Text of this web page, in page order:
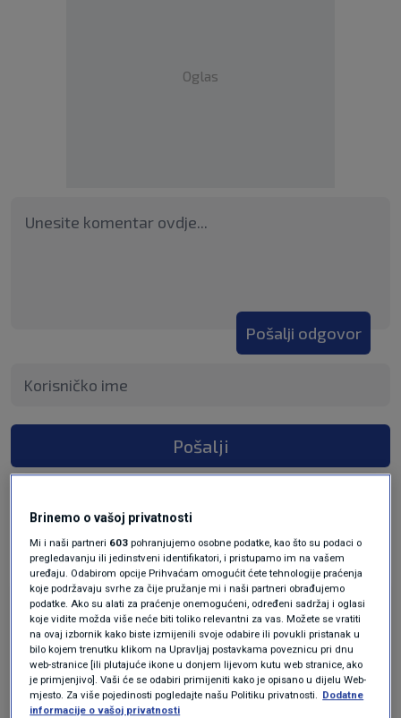
Oglas
Pošalji odgovor
Pošalji
2 KOMENTARA Najnovije
prije 2 mjeseci
Magy
,, Mi smo narod,,.... reče ovaj lik.
Recite nam koji ste vi to narod, upoznajte nas
jer ja ništa ne znam o postojanju tog tzv naroda.
Brinemo o vašoj privatnosti
Mi i naši partneri 603 pohranjujemo osobne podatke, kao što su podaci o
pregledavanju ili jedinstveni identifikatori, i pristupamo im na vašem
uređaju. Odabirom opcije Prihvaćam omogućit ćete tehnologije praćenja
koje podržavaju svrhe za čije pružanje mi i naši partneri obrađujemo
podatke. Ako su alati za praćenje onemogućeni, određeni sadržaj i oglasi
koje vidite možda više neće biti toliko relevantni za vas. Možete se vratiti
na ovaj izbornik kako biste izmijenili svoje odabire ili povukli pristanak u
bilo kojem trenutku klikom na Upravljaj postavkama poveznicu pri dnu
web-stranice [ili plutajuće ikone u donjem lijevom kutu web stranice, ako
je primjenjivo]. Vaši će se odabiri primijeniti kako je opisano u dijelu Web-
mjesto. Za više pojedinosti pogledajte našu Politiku privatnosti. Dodatne
informacije o vašoj privatnosti